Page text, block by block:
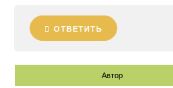
ОТВЕТИТЬ
Автор